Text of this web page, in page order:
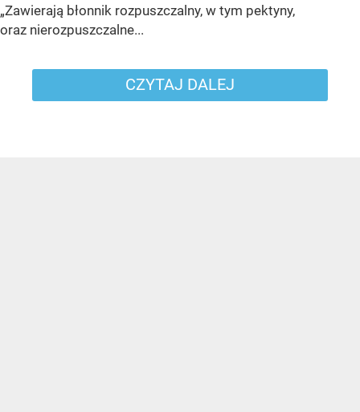
„Zawierają błonnik rozpuszczalny, w tym pektyny,
oraz nierozpuszczalne...
CZYTAJ DALEJ